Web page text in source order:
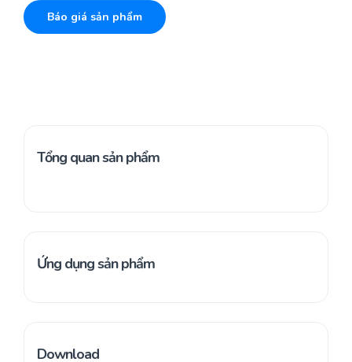
Báo giá sản phẩm
Tổng quan sản phẩm
Ứng dụng sản phẩm
Download